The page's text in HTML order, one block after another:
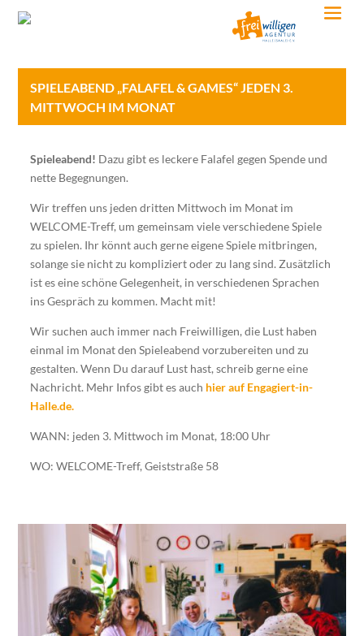
SPIELEABEND „FALAFEL & GAMES“ JEDEN 3.
MITTWOCH IM MONAT
Spieleabend! Dazu gibt es leckere Falafel gegen Spende und
nette Begegnungen.
Wir treffen uns jeden dritten Mittwoch im Monat im
WELCOME-Treff, um gemeinsam viele verschiedene Spiele
zu spielen. Ihr könnt auch gerne eigene Spiele mitbringen,
solange sie nicht zu kompliziert oder zu lang sind. Zusätzlich
ist es eine schöne Gelegenheit, in verschiedenen Sprachen
ins Gespräch zu kommen. Macht mit!
Wir suchen auch immer nach Freiwilligen, die Lust haben
einmal im Monat den Spieleabend vorzubereiten und zu
gestalten. Wenn Du darauf Lust hast, schreib gerne eine
Nachricht. Mehr Infos gibt es auch hier auf Engagiert-in-
Halle.de.
WANN: jeden 3. Mittwoch im Monat, 18:00 Uhr
WO: WELCOME-Treff, Geiststraße 58